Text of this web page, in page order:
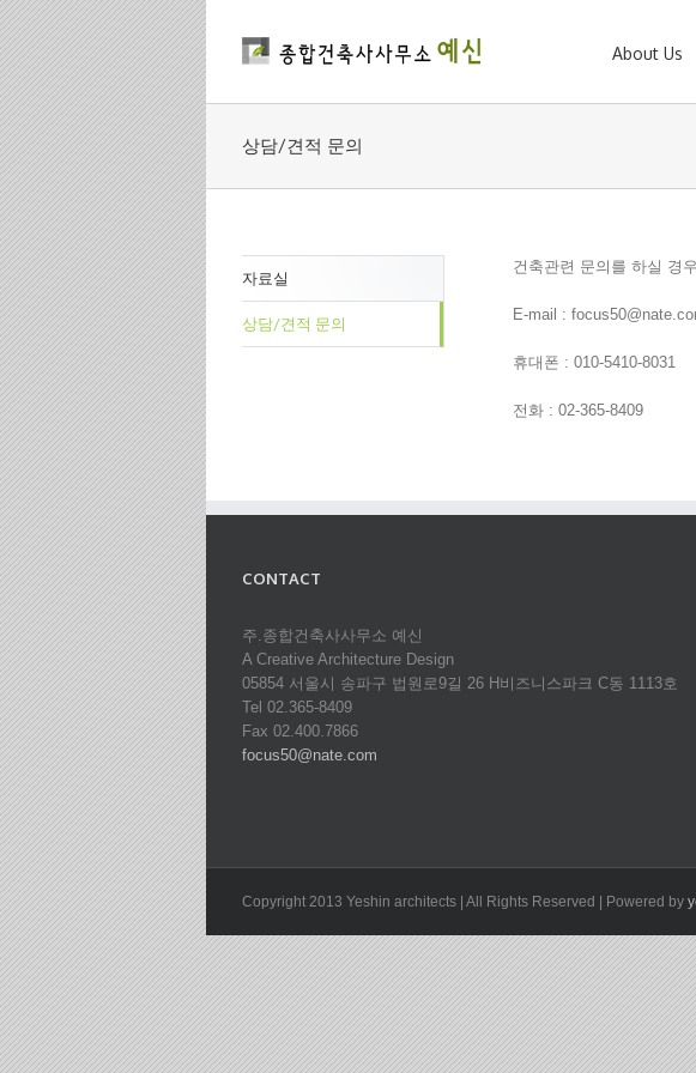
About Us
상담/견적 문의
건축관련 문의를 하실 경
E-mail :
휴대폰 : 010-5410-8031
전화 : 02-365-8409
자료실
상담/견적 문의
CONTACT
주.종합건축사사무소 예신
A Creative Architecture Design
05854 서울시 송파구 법원로9길 26 H비즈니스파크 C동 1113호
Tel 02.365-8409
Fax 02.400.7866
focus50@nate.com
Copyright 2013 Yeshin architects | All Rights Reserved | Powered by